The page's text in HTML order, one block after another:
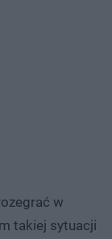
w
takiej sytuacji